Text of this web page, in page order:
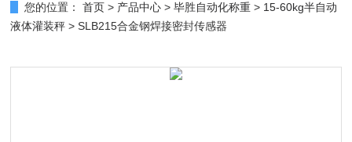
您的位置： 首页 > 产品中心 >毕胜自动化称重 > 15-60kg半自动
液体灌装秤 > SLB215合金钢焊接密封传感器